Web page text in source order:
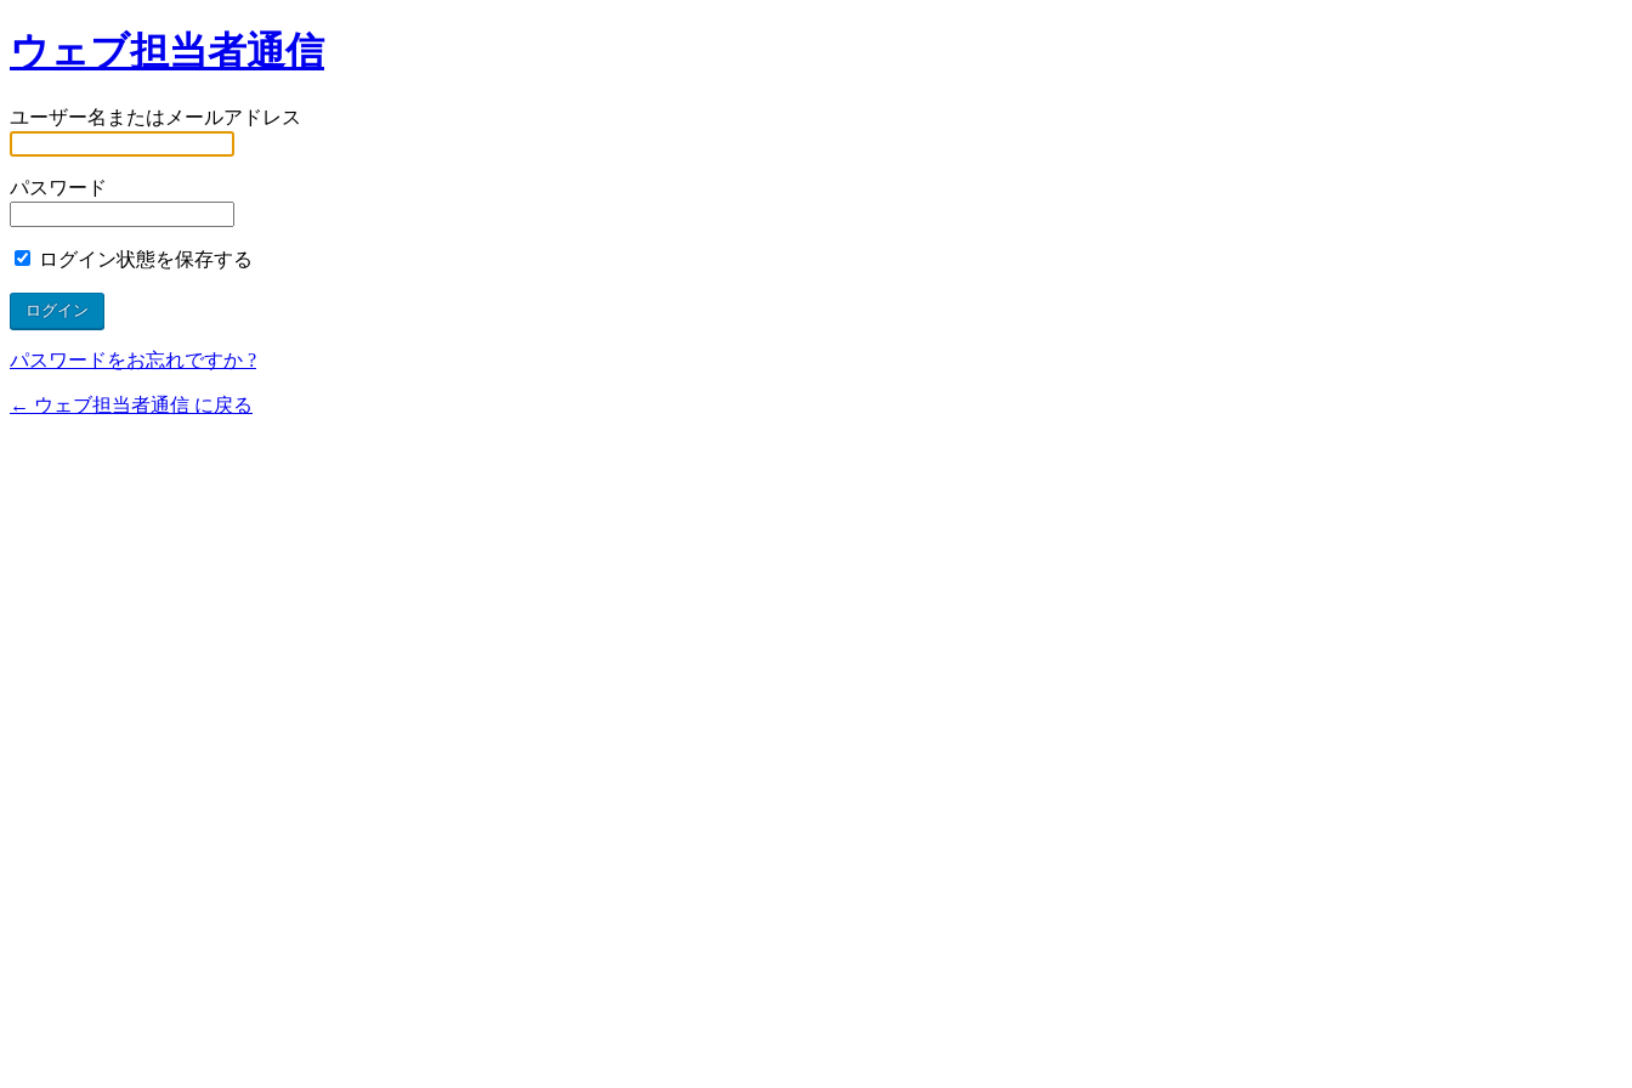
ウェブ担当者通信
ユーザー名またはメールアドレス
パスワード
ログイン状態を保存する
パスワードをお忘れですか ?
← ウェブ担当者通信 に戻る